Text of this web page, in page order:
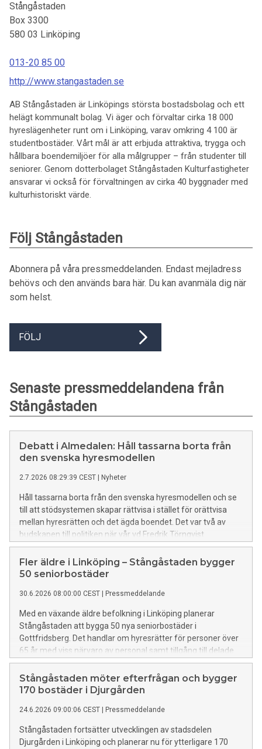
Stångåstaden
Box 3300
580 03 Linköping
013-20 85 00
http://www.stangastaden.se
AB Stångåstaden är Linköpings största bostadsbolag och ett
helägt kommunalt bolag. Vi äger och förvaltar cirka 18 000
hyreslägenheter runt om i Linköping, varav omkring 4 100 är
studentbostäder. Vårt mål är att erbjuda attraktiva, trygga och
hållbara boendemiljöer för alla målgrupper – från studenter till
seniorer. Genom dotterbolaget Stångåstaden Kulturfastigheter
ansvarar vi också för förvaltningen av cirka 40 byggnader med
kulturhistoriskt värde.
Följ Stångåstaden
Abonnera på våra pressmeddelanden. Endast mejladress
behövs och den används bara här. Du kan avanmäla dig när
som helst.
FÖLJ
Senaste pressmeddelandena från
Stångåstaden
Debatt i Almedalen: Håll tassarna borta från
den svenska hyresmodellen
2.7.2026 08:29:39 CEST Nyheter
Håll tassarna borta från den svenska hyresmodellen och se
till att stödsystemen skapar rättvisa i stället för orättvisa
mellan hyresrätten och det ägda boendet. Det var två av
budskapen till politiken när vår vd Fredrik Törnqvist
tillsammans med tre representanter från allmännyttan
diskuterade utmaningar och lösningar för hyresmarknaden
på Dagens industris scen i Almedalen. Hela debatten
Fler äldre i Linköping – Stångåstaden bygger
50 seniorbostäder
30.6.2026 08:00:00 CEST Pressmeddelande
Med en växande äldre befolkning i Linköping planerar
Stångåstaden att bygga 50 nya seniorbostäder i
Gottfridsberg. Det handlar om hyresrätter för personer över
65 år med viss närvaro av personal samt tillgång till delade
ytor där grannar kan träffas och umgås.
Stångåstaden möter efterfrågan och bygger
170 bostäder i Djurgården
24.6.2026 09:00:06 CEST Pressmeddelande
Stångåstaden fortsätter utvecklingen av stadsdelen
Djurgården i Linköping och planerar nu för ytterligare 170